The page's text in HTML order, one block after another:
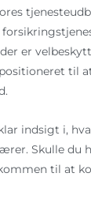
er
til
indsigt i,
Skulle du
til at